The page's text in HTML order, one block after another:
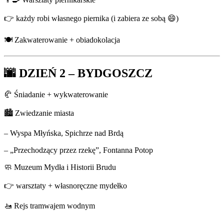
👉 każdy robi własnego piernika (i zabiera ze sobą 😄)
🍽️ Zakwaterowanie + obiadokolacja
🌆 DZIEŃ 2 – BYDGOSZCZ
🥐 Śniadanie + wykwaterowanie
🏙️ Zwiedzanie miasta
– Wyspa Młyńska, Spichrze nad Brdą
– „Przechodzący przez rzekę”, Fontanna Potop
🧼 Muzeum Mydła i Historii Brudu
👉 warsztaty + własnoręczne mydełko
🚤 Rejs tramwajem wodnym